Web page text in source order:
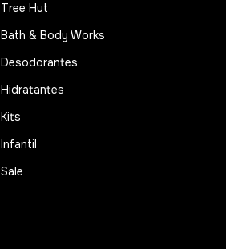
Tree Hut
Bath & Body Works
Desodorantes
Hidratantes
Kits
Infantil
Sale